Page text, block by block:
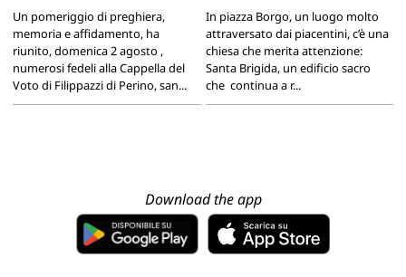
Un pomeriggio di preghiera,
memoria e affidamento, ha
riunito, domenica 2 agosto ,
numerosi fedeli alla Cappella del
Voto di Filippazzi di Perino, san...
In piazza Borgo, un luogo molto
attraversato dai piacentini, c’è una
chiesa che merita attenzione:
Santa Brigida, un edificio sacro
che continua a r...
Download the app